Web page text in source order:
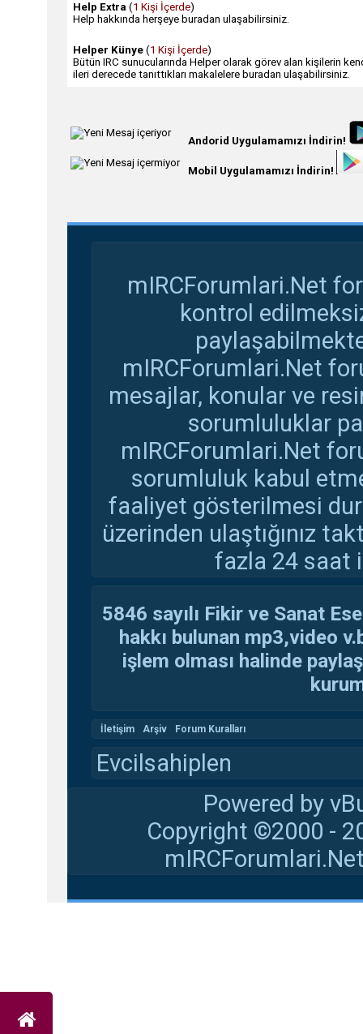
Help Extra (1 Kişi İçerde)
Help hakkında herşeye buradan ulaşabilirsiniz.
Helper Künye (1 Kişi İçerde)
Bütün IRC sunucularında Helper olarak görev alan kişilerin
ileri derecede tanıttıkları makalelere buradan ulaşabilirsiniz.
Andorid Uygulamamızı İndirin!
Mobil Uygulamamızı İndirin!
mIRCForumlari.Net
kontrol
mIRCForumlari.Net
mesajlar, konular ve
sorumluluklar
mIRCForumlari.Net
sorumluluk kabul
faaliyet gösterilmesi
üzerinden ulaştığınız
fazla 24 saat
5846 sayılı Fikir ve Sanat
hakkı bulunan mp3,video
işlem olması halinde
İletişim Arşiv Forum Kuralları
Evcilsahiplen
Powered by
Copyright ©2000 -